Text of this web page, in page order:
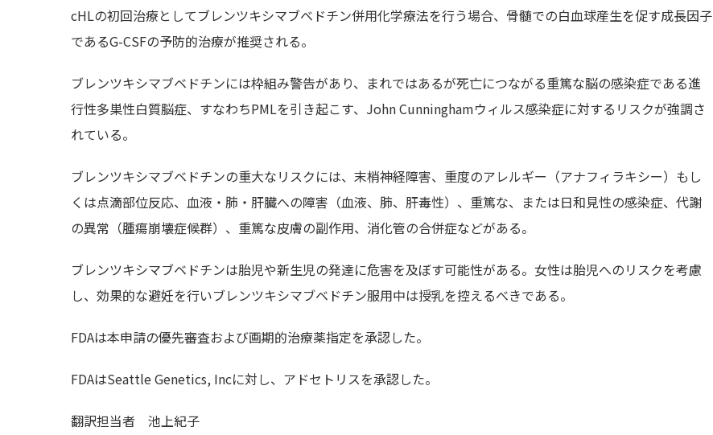
cHLの初回治療としてブレンツキシマブベドチン併用化学療法を行う場合、骨髄での白血球産生を促す成長因子
であるG-CSFの予防的治療が推奨される。
ブレンツキシマブベドチンには枠組み警告があり、まれではあるが死亡につながる重篤な脳の感染症である進
行性多巣性白質脳症、すなわちPMLを引き起こす、John Cunninghamウィルス感染症に対するリスクが強調さ
れている。
ブレンツキシマブベドチンの重大なリスクには、末梢神経障害、重度のアレルギー（アナフィラキシー）もし
くは点滴部位反応、血液・肺・肝臓への障害（血液、肺、肝毒性）、重篤な、または日和見性の感染症、代謝
の異常（腫瘍崩壊症候群）、重篤な皮膚の副作用、消化管の合併症などがある。
ブレンツキシマブベドチンは胎児や新生児の発達に危害を及ぼす可能性がある。女性は胎児へのリスクを考慮
し、効果的な避妊を行いブレンツキシマブベドチン服用中は授乳を控えるべきである。
FDAは本申請の優先審査および画期的治療薬指定を承認した。
FDAはSeattle Genetics, Incに対し、アドセトリスを承認した。
翻訳担当者 池上紀子